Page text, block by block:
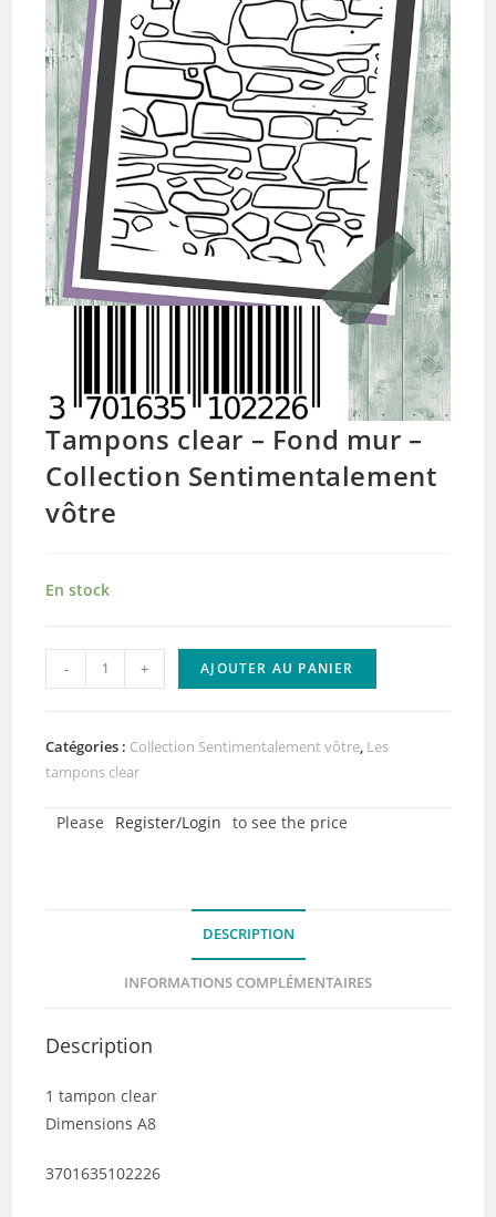
Tampons clear – Fond mur –
Collection Sentimentalement
vôtre
En stock
quantité
de
clear
-
mur
- + AJOUTER AU PANIER
Catégories : Collection Sentimentalement vôtre Les
tampons clear
Please Register/Login to see the price
DESCRIPTION
INFORMATIONS COMPLÉMENTAIRES
Description
1 tampon clear
Dimensions A8
3701635102226